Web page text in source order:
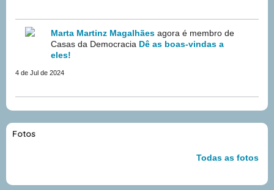
Marta Martinz Magalhães agora é membro de
Casas da Democracia Dê as boas-vindas a
eles!
4 de Jul de 2024
Fotos
Todas as fotos